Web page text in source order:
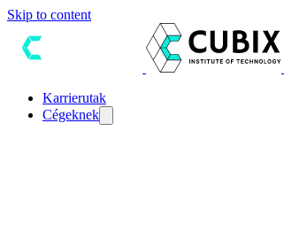
Skip to content
Karrierutak
Cégeknek